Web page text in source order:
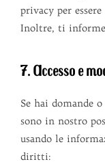
privacy per
Inoltre, ti
7. Accesso e
Se hai domande
sono in nostro
usando le
diritti: